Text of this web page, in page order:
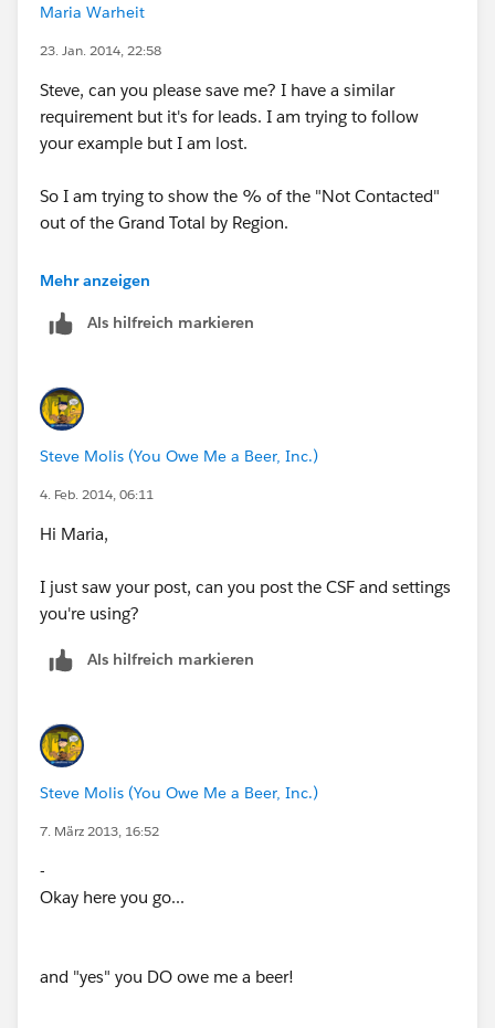
Maria Warheit
23. Jan. 2014, 22:58
Steve, can you please save me? I have a similar
requirement but it's for leads. I am trying to follow
your example but I am lost.
So I am trying to show the % of the "Not Contacted"
out of the Grand Total by Region.
example for Middle East, I want to do"Not contacted
Mehr anzeigen
Als hilfreich markieren
Steve Molis (You Owe Me a Beer, Inc.)
4. Feb. 2014, 06:11
Hi Maria,
I just saw your post, can you post the CSF and settings
you're using?
Als hilfreich markieren
Steve Molis (You Owe Me a Beer, Inc.)
7. März 2013, 16:52
-
Okay here you go...
and "yes" you DO owe me a beer!